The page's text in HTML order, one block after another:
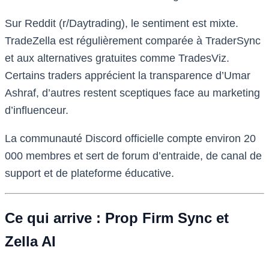
Sur Reddit (r/Daytrading), le sentiment est mixte.
TradeZella est régulièrement comparée à TraderSync
et aux alternatives gratuites comme TradesViz.
Certains traders apprécient la transparence d’Umar
Ashraf, d’autres restent sceptiques face au marketing
d’influenceur.
La communauté Discord officielle compte environ 20
000 membres et sert de forum d’entraide, de canal de
support et de plateforme éducative.
Ce qui arrive : Prop Firm Sync et
Zella AI